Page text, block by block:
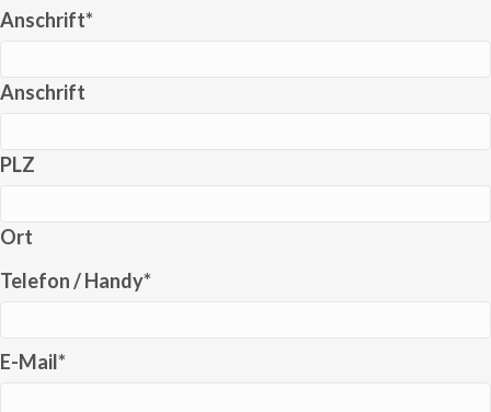
Anschrift*
Anschrift
PLZ
Ort
Telefon / Handy*
E-Mail*